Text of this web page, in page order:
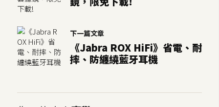
下一篇文章
《Jabra ROX HiFi》省電、耐
摔、防纏繞藍牙耳機